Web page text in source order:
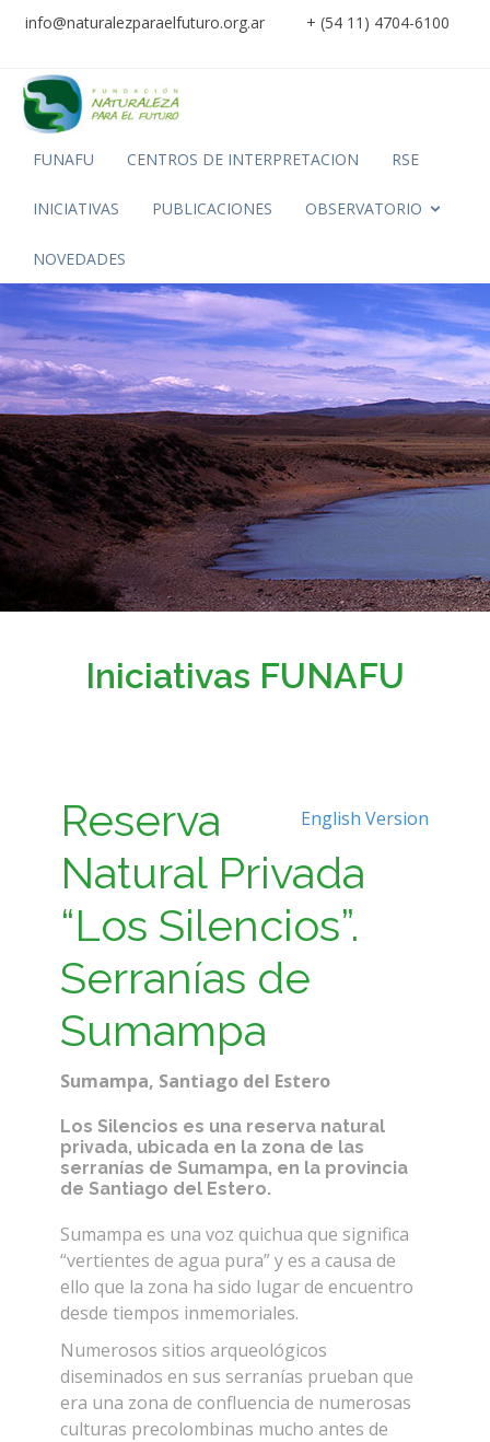
info@naturalezparaelfuturo.org.ar + (54 11) 4704-6100
FUNAFU CENTROS DE INTERPRETACION RSE
INICIATIVAS PUBLICACIONES OBSERVATORIO
NOVEDADES
Iniciativas FUNAFU
English Version
Reserva
Natural Privada
“Los Silencios”.
Serranías de
Sumampa
Sumampa, Santiago del Estero
Los Silencios es una reserva natural
privada, ubicada en la zona de las
serranías de Sumampa, en la provincia
de Santiago del Estero.
Sumampa es una voz quichua que significa
“vertientes de agua pura” y es a causa de
ello que la zona ha sido lugar de encuentro
desde tiempos inmemoriales.
Numerosos sitios arqueológicos
diseminados en sus serranías prueban que
era una zona de confluencia de numerosas
culturas precolombinas mucho antes de